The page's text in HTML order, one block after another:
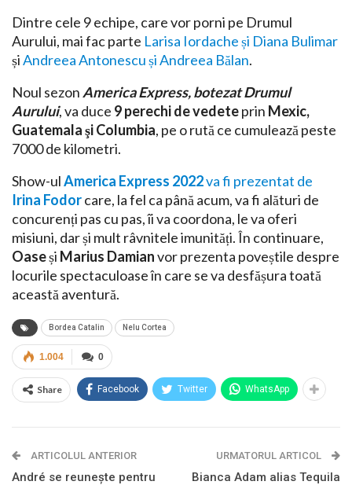
Dintre cele 9 echipe, care vor porni pe Drumul
Aurului, mai fac parte Larisa Iordache și Diana Bulimar
șiAndreea Antonescu și Andreea Bălan.
Noul sezon America Express, botezat Drumul
Aurului, va duce 9 perechi de vedeteprin Mexic,
Guatemala şi Columbia, pe o rută ce cumulează peste
7000 de kilometri.
Show-ulAmerica Express 2022va fi prezentat de
Irina Fodorcare, la fel ca până acum, va fi alături de
concurenți pas cu pas, îi va coordona, le va oferi
misiuni, dar și mult râvnitele imunități. În continuare,
Oaseși Marius Damianvor prezenta poveștile despre
locurile spectaculoase în care se va desfășura toată
această aventură.
Bordea Catalin Nelu Cortea
0
1.004
Share Facebook Twitter WhatsApp
ARTICOLUL ANTERIOR
André se reunește pentru
URMATORUL ARTICOL
Bianca Adam alias Tequila